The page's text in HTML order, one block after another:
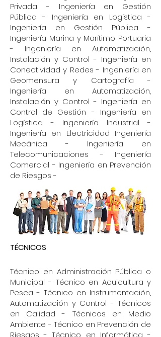
Privada - Ingeniería en Gestión
Pública - Ingeniería en Logística -
Ingeniería en Gestión Pública -
Ingeniería Marina y Marítimo Portuaria
- Ingeniería en Automatización,
Instalación y Control - Ingeniería en
Conectividad y Redes - Ingeniería en
Geomensura y Cartografía -
Ingeniería en Automatización,
Instalación y Control - Ingeniería en
Control de Gestión - Ingeniería en
Logística - Ingeniería Industrial -
Ingeniería en Electricidad Ingeniería
Mecánica - Ingeniería en
Telecomunicaciones - Ingeniería
Comercial - Ingeniería en Prevención
de Riesgos -
TÉCNICOS
Técnico en Administración Pública o
Municipal - Técnico en Acuicultura y
Pesca - Técnico en Instrumentación,
Automatización y Control - Técnicos
en Calidad - Técnicos en Medio
Ambiente - Técnico en Prevención de
Riesgos - Técnico en Informática -